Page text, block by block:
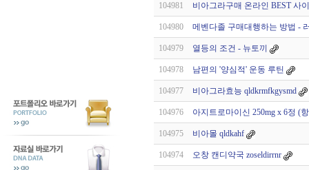
104981 비아그라구매 온라인 BEST 사
104980 메벤다졸 구매대행하는 방법 -
104979 열등의 조건 - 뉴토끼
104978 남편의 '양심적' 운동 루틴
104977 비아그라효능 qldkrmfkgysmd
104976 아지트로마이신 250mg x 6정 (
104975 비아몰 qldkahf
104974 오창 캔디약국 zoseldirrnr